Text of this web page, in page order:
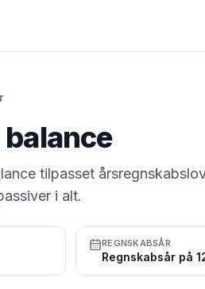
tilpasset
i alt.
REGNSKABSÅR